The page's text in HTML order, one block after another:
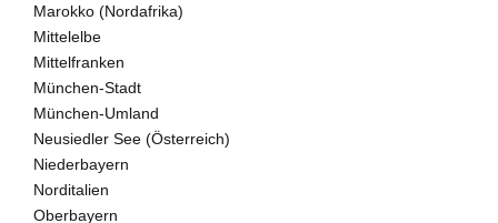
Marokko (Nordafrika)
Mittelelbe
Mittelfranken
München-Stadt
München-Umland
Neusiedler See (Österreich)
Niederbayern
Norditalien
Oberbayern